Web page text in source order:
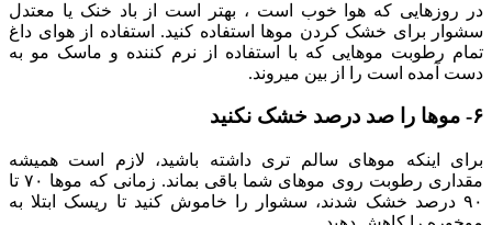
در روزهایی که هوا خوب است ، بهتر است از باد خنک یا معتدل
سشوار برای خشک کردن موها استفاده کنید. استفاده از هوای داغ
تمام رطوبت موهایی که با استفاده از نرم کننده و ماسک مو به
دست آمده است را از بین میروند.
۶- موها را صد درصد خشک نکنید
برای اینکه موهای سالم تری داشته باشید، لازم است همیشه
مقداری رطوبت روی موهای شما باقی بماند. زمانی که موها ۷۰ تا
۹۰ درصد خشک شدند، سشوار را خاموش کنید تا ریسک ابتلا به